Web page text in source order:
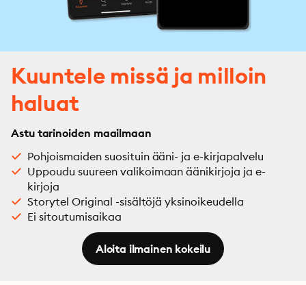
Kuuntele missä ja milloin
haluat
Astu tarinoiden maailmaan
Pohjoismaiden suosituin ääni- ja e-kirjapalvelu
Uppoudu suureen valikoimaan äänikirjoja ja e-
kirjoja
Storytel Original -sisältöjä yksinoikeudella
Ei sitoutumisaikaa
Aloita ilmainen kokeilu